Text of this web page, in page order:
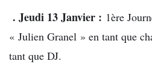
. Jeudi 13 Janvier : 1ère
« Julien Granel » en tant que
tant que DJ.